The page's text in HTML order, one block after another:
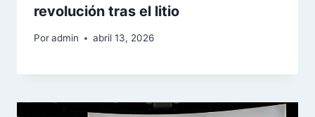
revolución tras el litio
Poradmin abril 13, 2026